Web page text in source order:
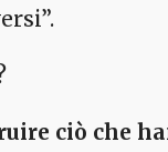
ciò che